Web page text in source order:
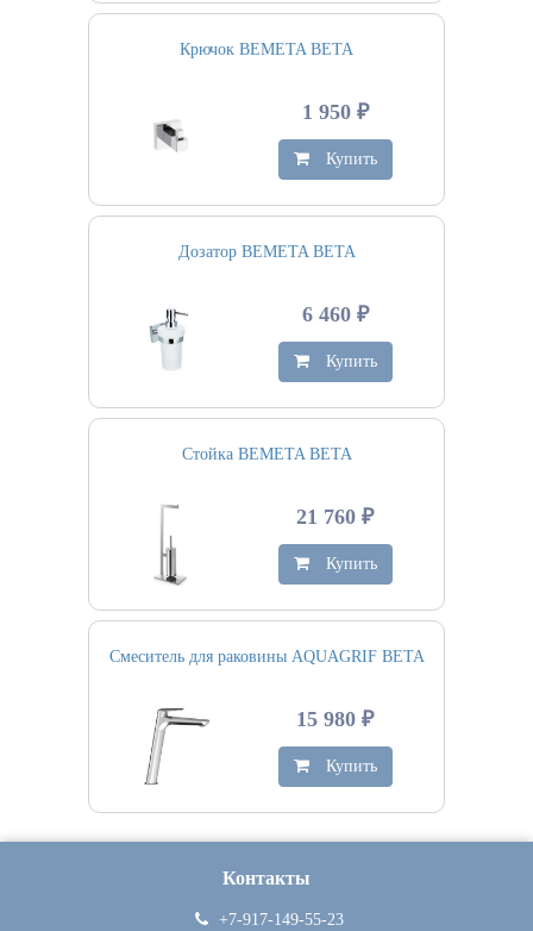
Крючок BEMETA BETA
1 950 ₽
Купить
Дозатор BEMETA BETA
6 460 ₽
Купить
Стойка BEMETA BETA
21 760 ₽
Купить
Смеситель для раковины AQUAGRIF BETA
15 980 ₽
Купить
Контакты
+7-917-149-55-23